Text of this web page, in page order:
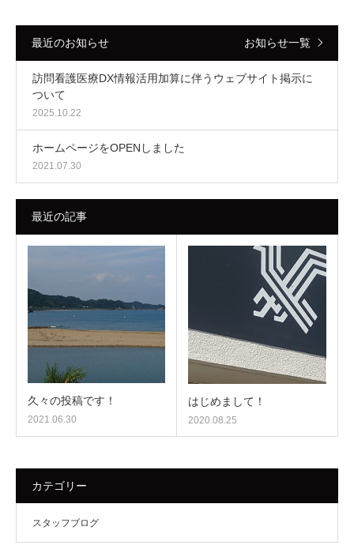
最近のお知らせ お知らせ一覧
訪問看護医療DX情報活用加算に伴うウェブサイト掲示に
ついて
2025.10.22
ホームページをOPENしました
2021.07.30
最近の記事
久々の投稿です！
2021.06.30
はじめまして！
2020.08.25
カテゴリー
スタッフブログ